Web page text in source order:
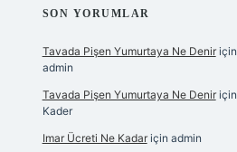
SON YORUMLAR
Tavada Pişen Yumurtaya Ne Deniriçin
admin
Tavada Pişen Yumurtaya Ne Deniriçin
Kader
Imar Ücreti Ne Kadariçin admin